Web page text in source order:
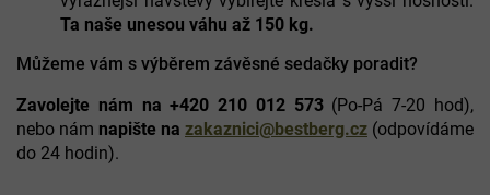
Ta naše unesou váhu až 150 kg.
Můžeme vám s výběrem závěsné sedačky poradit?
Zavolejte nám na +420 210 012 573 (Po-Pá 7-20 hod),
nebo nám napište na zakaznici@bestberg.cz (odpovídáme
do 24 hodin).